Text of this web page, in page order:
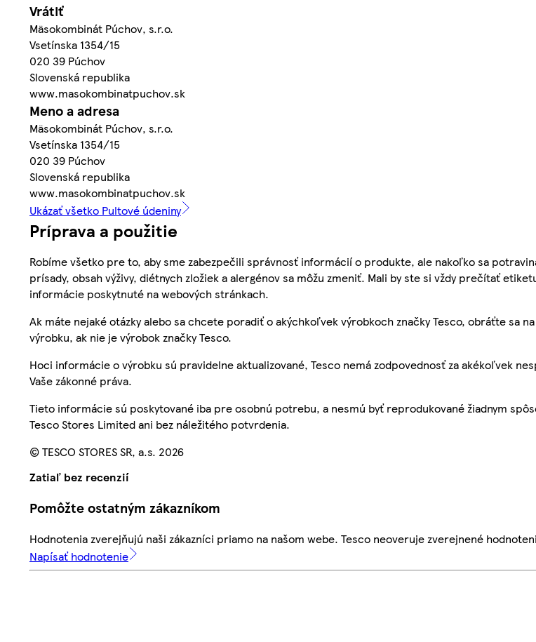
Vrátiť
Mäsokombinát Púchov, s.r.o.
Vsetínska 1354/15
020 39 Púchov
Slovenská republika
www.masokombinatpuchov.sk
Meno a adresa
Mäsokombinát Púchov, s.r.o.
Vsetínska 1354/15
020 39 Púchov
Slovenská republika
www.masokombinatpuchov.sk
Ukázať všetko Pultové údeniny
Príprava a použitie
Robíme všetko pre to, aby sme zabezpečili správnosť informácií o produkte, ale nakoľko sa
prísady, obsah výživy, diétnych zložiek a alergénov sa môžu zmeniť. Mali by ste si vždy prečítať
informácie poskytnuté na webových stránkach.
Ak máte nejaké otázky alebo sa chcete poradiť o akýchkoľvek výrobkoch značky Tesco, obráťte sa
výrobku, ak nie je výrobok značky Tesco.
Hoci informácie o výrobku sú pravidelne aktualizované, Tesco nemá zodpovednosť za akékoľvek
Vaše zákonné práva.
Tieto informácie sú poskytované iba pre osobnú potrebu, a nesmú byť reprodukované žiadnym
Tesco Stores Limited ani bez náležitého potvrdenia.
© TESCO STORES SR, a.s. 2026
Zatiaľ bez recenzií
Pomôžte ostatným zákazníkom
Hodnotenia zverejňujú naši zákazníci priamo na našom webe. Tesco neoveruje zverejnené
Napísať hodnotenie